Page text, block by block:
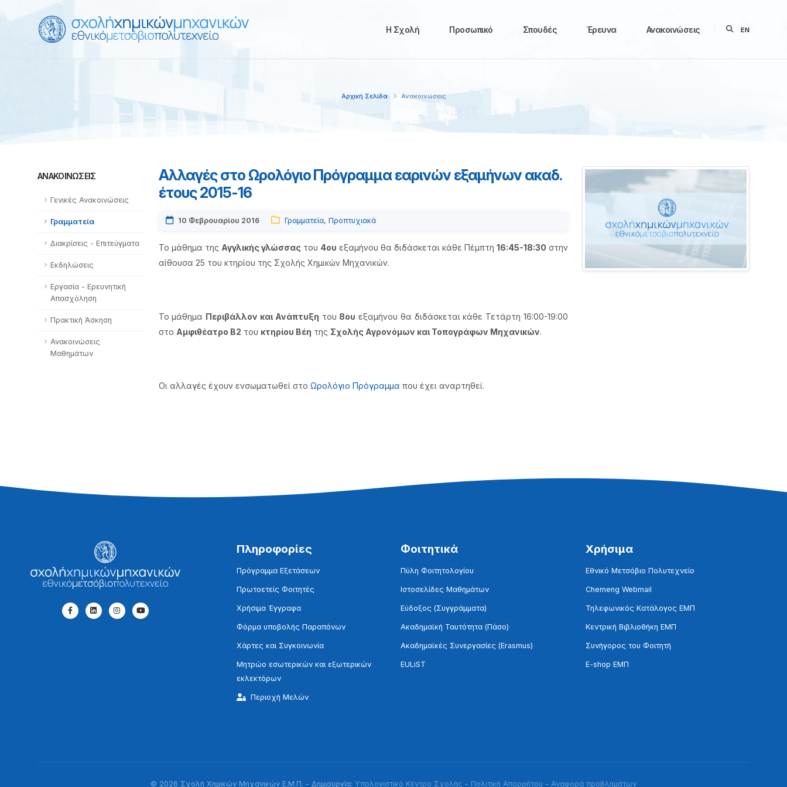
Η Σχολή Προσωπικό Σπουδές Έρευνα Ανακοινώσεις EN
Αρχική Σελίδα Ανακοινώσεις
ΑΝΑΚΟΙΝΏΣΕΙΣ
Γενικές Ανακοινώσεις
Γραμματεία
Διακρίσεις - Επιτεύγματα
Εκδηλώσεις
Εργασία - Ερευνητική
Απασχόληση
Πρακτική Άσκηση
Ανακοινώσεις
Μαθημάτων
Αλλαγές στο Ωρολόγιο Πρόγραμμα εαρινών εξαμήνων ακαδ.
έτους 2015-16
10 Φεβρουαρίου 2016 Γραμματεία, Προπτυχιακά
Το μάθημα της Αγγλικής γλώσσαςτου 4ου εξαμήνου θα διδάσκεται κάθε Πέμπτη 16:45-18:30 στην
αίθουσα 25 του κτηρίου της Σχολής Χημικών Μηχανικών.
Το μάθημα Περιβάλλον και Ανάπτυξη του 8ου εξαμήνου θα διδάσκεται κάθε Τετάρτη 16:00-19:00
στο Αμφιθέατρο Β2 του κτηρίου Βέη της Σχολής Αγρονόμων και Τοπογράφων Μηχανικών.
Οι αλλαγές έχουν ενσωματωθεί στο Ωρολόγιο Πρόγραμμα που έχει αναρτηθεί.
Πληροφορίες
Πρόγραμμα Εξετάσεων
Πρωτοετείς Φοιτητές
Χρήσιμα Έγγραφα
Φόρμα υποβολής Παραπόνων
Χάρτες και Συγκοινωνία
Μητρώο εσωτερικών και εξωτερικών
εκλεκτόρων
Περιοχή Μελών
Φοιτητικά
Πύλη Φοιτητολογίου
Ιστοσελίδες Μαθημάτων
Εύδοξος (Συγγράμματα)
Ακαδημαϊκή Ταυτότητα (Πάσο)
Ακαδημαϊκές Συνεργασίες (Erasmus)
EULiST
Χρήσιμα
Εθνικό Μετσόβιο Πολυτεχνείο
Chemeng Webmail
Τηλεφωνικός Κατάλογος ΕΜΠ
Κεντρική Βιβλιοθήκη ΕΜΠ
Συνήγορος του Φοιτητή
E-shop ΕΜΠ
© 2026 Σχολή Χημικών Μηχανικών Ε.Μ.Π. - Δημιουργία: Υπολογιστικό Κέντρο Σχολής - Πολιτική Απορρήτου - Αναφορά προβλημάτων